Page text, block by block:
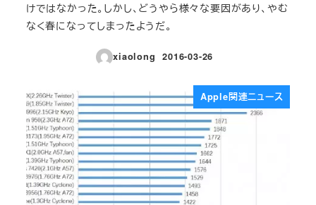
けではなかった。しかし、どうやら様々な要因があり、やむ
なく春になってしまったようだ。
xiaolong
投稿日
2016-03-26
Apple関連ニュース